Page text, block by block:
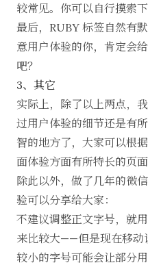
较常见。你可以自行摸索下
最后，RUBY 标签自然有
意用户体验的你，肯定会
吧？
3、其它
实际上，除了以上两点，
过用户体验的细节还是有
智的地方了，大家可以根
面体验方面有所特长的页面
除此以外，做了几年的微
验可以分享给大家：
不建议调整正文字号，就
来比较大——但是现在移动
较小的字号可能会让部分